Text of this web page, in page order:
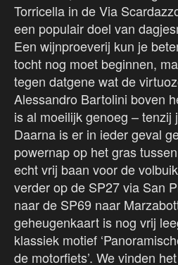
Torricella in de Via
een populair doel van
Een wijnproeverij kun je
tocht nog moet beginnen,
tegen datgene wat de
Alessandro Bartolini boven
is al moeilijk genoeg – tenzij
Daarna is er in ieder geval
powernap op het gras
echt vrij baan voor de
verder op de SP27 via San
naar de SP69 naar
geheugenkaart is nog vrij
klassiek motief
de motorfiets’. We vinden